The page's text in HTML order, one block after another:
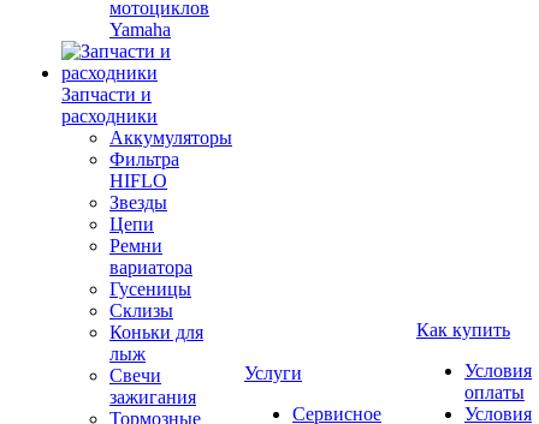
мотоциклов
Yamaha
Запчасти и
расходники
Аккумуляторы
Фильтра
HIFLO
Звезды
Цепи
Ремни
вариатора
Гусеницы
Склизы
Коньки для
лыж
Свечи
зажигания
Тормозные
Услуги
Сервисное
Как купить
Условия
оплаты
Условия